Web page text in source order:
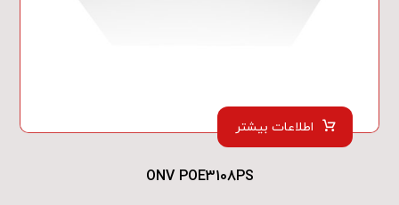
ONV POE3108PS
اطلاعات بیشتر